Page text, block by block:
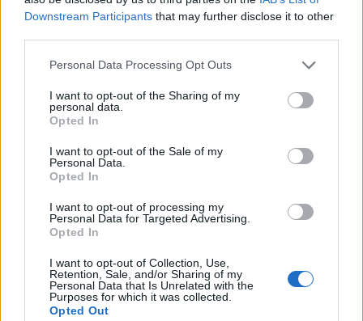
Downstream Participants that may further disclose it to other
Personal Data Processing Opt Outs
I want to opt-out of the Sharing of my
personal data.
Opted In
I want to opt-out of the Sale of my
Personal Data.
Opted In
I want to opt-out of processing my
Personal Data for Targeted Advertising.
Opted In
I want to opt-out of Collection, Use,
Retention, Sale, and/or Sharing of my
Personal Data that Is Unrelated with the
Purposes for which it was collected.
Opted Out
αξιοποιήσει στρατηγικά το
Έναρξη Προηγούμενο Τέλος